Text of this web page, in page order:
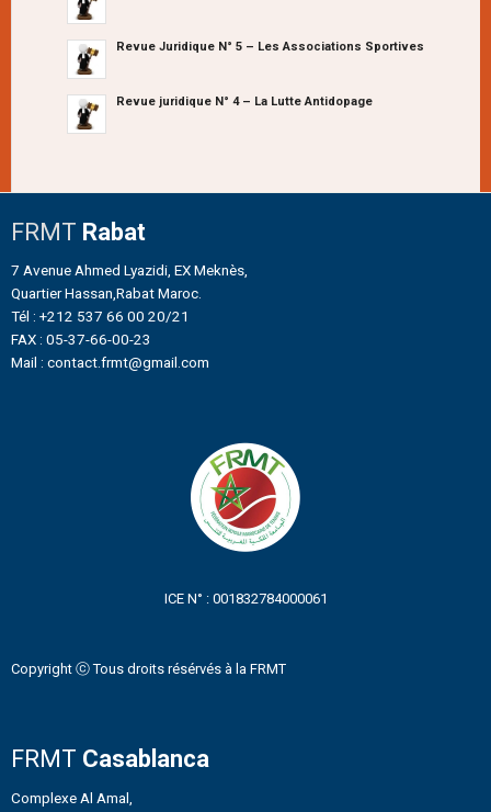
Revue Juridique N° 5 – Les Associations Sportives
Revue juridique N° 4 – La Lutte Antidopage
FRMT Rabat
7 Avenue Ahmed Lyazidi, EX Meknès,
Quartier Hassan,Rabat Maroc.
Tél : +212 537 66 00 20/21
FAX : 05-37-66-00-23
Mail : contact.frmt@gmail.com
ICE N° : 001832784000061
Copyright ⓒ Tous droits résérvés à la FRMT
FRMT Casablanca
Complexe Al Amal,